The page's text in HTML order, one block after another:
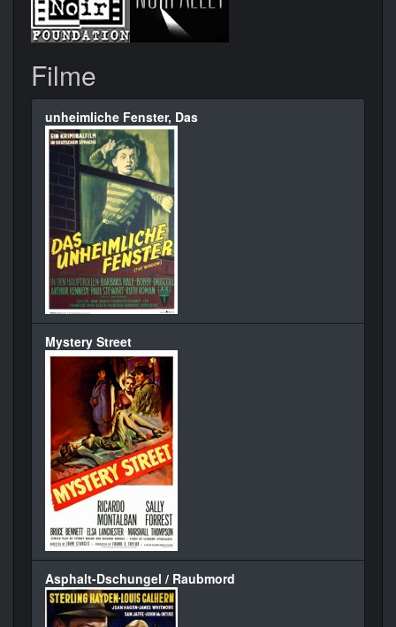
Filme
unheimliche Fenster, Das
Mystery Street
Asphalt-Dschungel / Raubmord